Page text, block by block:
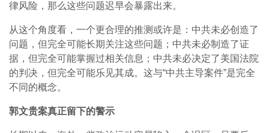
律风险，那么这些问题迟早会暴露出来。
从这个角度看，一个更合理的推测或许是：中共未必创造了
问题，但完全可能长期关注这些问题；中共未必制造了证
据，但完全可能掌握过相关信息；中共未必决定了美国法院
的判决，但完全可能乐见其成。这与“中共主导案件”是完全
不同的概念。
郭文贵案真正留下的警示